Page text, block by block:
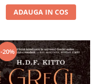
ADAUGA IN COS
-20%